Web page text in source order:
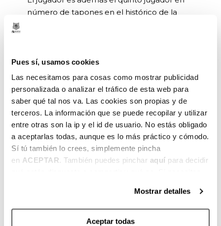
Pues sí, usamos cookies
Las necesitamos para cosas como mostrar publicidad
personalizada o analizar el tráfico de esta web para
saber qué tal nos va. Las cookies son propias y de
terceros. La información que se puede recopilar y utilizar
entre otras son la ip y el id de usuario. No estás obligado
a aceptarlas todas, aunque es lo más práctico y cómodo.
Sí tú también lo crees, simplemente pincha
en ACEPTAR. También puedes pinchar aquí para decidir
Mostrar detalles
Aceptar todas
número de tapones en el histórico de la
de Surne Bilbao Basket
“Ha ayudado a Hapoel Holon a conseguir
dos grandes éxitos. La clasificación para la
Final Four de la Champions League y, sobre
todo, la consecución del título de liga en
Israel. Eso habla muy bien de su mentalidad
y de su ambición. Como jugador destacaría
su movilidad, su velocidad, su gran
capacidad de salto, que le ayuda en ataque
en situaciones de Pick&roll y a intimidar a
hacemos una buena pareja interior. Son